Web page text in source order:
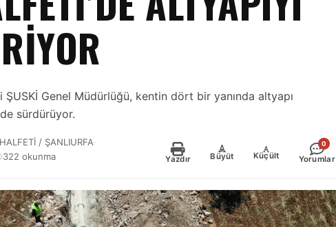
ŞUSKİ Genel Müdürlüğü, kentin dört bir yanında altyapı
sürdürüyor.
HALFETİ / ŞANLIURFA·
322 okunma Yazdır
+
Büyüt
-
Küçült
0
Yorumlar